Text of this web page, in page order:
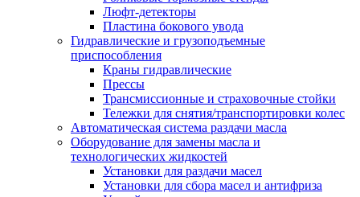
Люфт-детекторы
Пластина бокового увода
Гидравлические и грузоподъемные
приспособления
Краны гидравлические
Прессы
Трансмиссионные и страховочные стойки
Тележки для снятия/транспортировки колес
Автоматическая система раздачи масла
Оборудование для замены масла и
технологических жидкостей
Установки для раздачи масел
Установки для сбора масел и антифриза